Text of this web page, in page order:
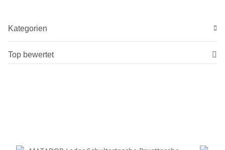
Kategorien
Top bewertet